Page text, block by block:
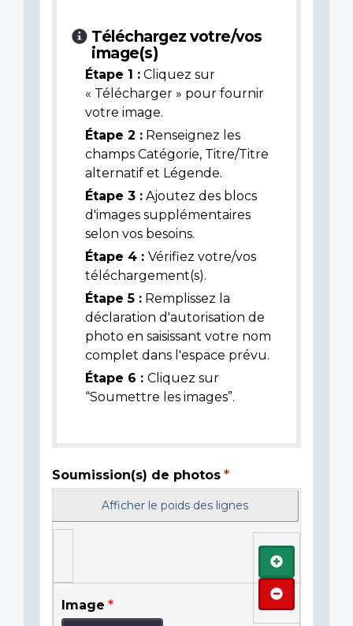
Téléchargez votre/vos
image(s)
Étape 1 : Cliquez sur
« Télécharger » pour fournir
votre image.
Étape 2 : Renseignez les
champs Catégorie, Titre/Titre
alternatif et Légende.
Étape 3 : Ajoutez des blocs
d'images supplémentaires
selon vos besoins.
Étape 4 : Vérifiez votre/vos
téléchargement(s).
Étape 5 : Remplissez la
déclaration d'autorisation de
photo en saisissant votre nom
complet dans l'espace prévu.
Étape 6 : Cliquez sur
“Soumettre les images”.
Soumission(s) de photos
Afficher le poids des lignes
Image
Ajouter
Retirer